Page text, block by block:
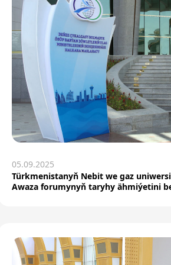
05.09.2025
Türkmenistanyň Nebit we gaz
Awaza forumynyň taryhy ähmiýetini